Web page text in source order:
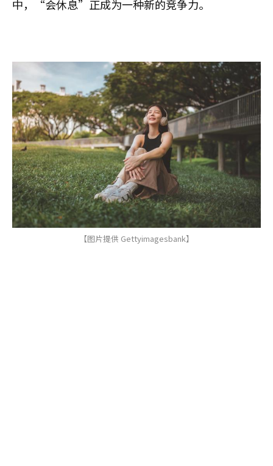
中，“会休息”正成为一种新的竞争力。
【图片提供 Gettyimagesbank】